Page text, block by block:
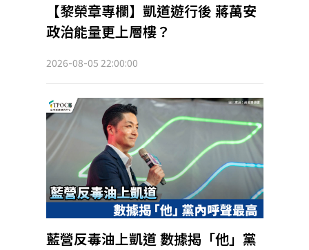
【黎榮章專欄】凱道遊行後 蔣萬安
政治能量更上層樓？
2026-08-05 22:00:00
藍營反毒油上凱道 數據揭「他」黨